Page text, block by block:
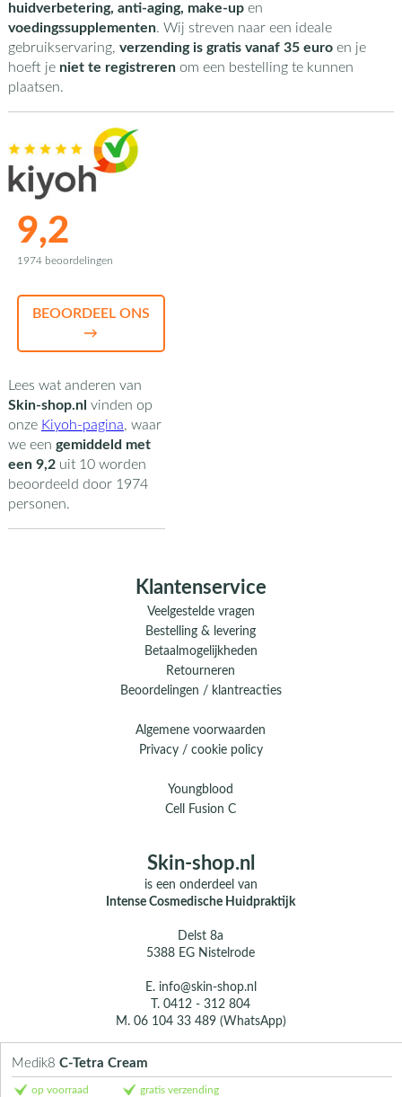
Medik8 C-Tetra Cream
op voorraad gratis verzending
huidverbetering, anti-aging, make-upen
voedingssupplementen. Wij streven naar een ideale
gebruikservaring, verzending is gratis vanaf 35 euroen je
hoeft je niet te registrerenom een bestelling te kunnen
plaatsen.
9,2
1974 beoordelingen
BEOORDEEL ONS
→
Lees wat anderen van
Skin-shop.nl vinden op
onze Kiyoh-pagina, waar
we een gemiddeld met
een 9,2uit 10worden
beoordeeld door 1974
personen.
Klantenservice
Veelgestelde vragen
Bestelling & levering
Betaalmogelijkheden
Retourneren
Beoordelingen / klantreacties
Algemene voorwaarden
Privacy / cookie policy
Youngblood
Cell Fusion C
Skin-shop.nl
is een onderdeel van
Intense Cosmedische Huidpraktijk
Delst 8a
5388 EG Nistelrode
E. info@skin-shop.nl
T.0412 - 312 804
M. 06 104 33 489 (WhatsApp)